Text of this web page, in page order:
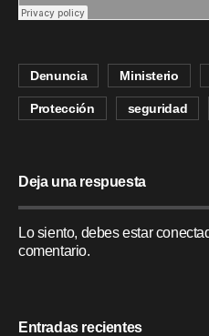
Denuncia Ministerio
Protección seguridad
Deja una respuesta
Lo siento, debes estar
comentario.
Entradas recientes